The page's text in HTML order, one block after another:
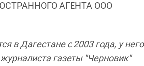
АГЕНТА ООО
в Дагестане с 2003 года, у него
газеты "Черновик"